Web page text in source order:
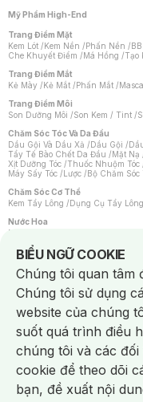
Mỹ Phẩm High-End
Trang Điểm Mặt
Kem Lót /Kem Nền /Phấn Nền /
Che Khuyết Điểm /Má Hồng /Tạo
Trang Điểm Mắt
Kẻ Mày /Kẻ Mắt /Phấn Mắt /
Trang Điểm Môi
Son Dưỡng Môi /Son Kem / Tint /
Chăm Sóc Tóc Và Da Đầu
Dầu Gội Và Dầu Xả /Dầu Gội /
Tẩy Tế Bào Chết Da Đầu /Mặt Nạ
Xịt Dưỡng Tóc /Thuốc Nhuộm Tóc
Máy Sấy Tóc /Lược /Bộ Chăm Sóc
Chăm Sóc Cơ Thể
Kem Tẩy Lông /Dụng Cụ Tẩy Lông
Nước Hoa
Nước Hoa Nữ
Chăm Sóc Cá Nhân
Chống Muỗi /Khẩu Trang /Máy
Sản Phẩm Chăm Sóc Khác /Bàn
Hỗ Trợ Trắng Răng/Kem Đánh
Tăm / Chỉ Nha Khoa/ Xịt Thơm
Khăn Ướt Vệ Sinh Vùng Kín/
Máy Cạo Râu
Vấn Đề Về Da
Da Dầu / Lỗ Chân Lông To/ Da
Da Nhạy Cảm / Kích Ứng
Da Xỉn
Quầng Thâm & Bọng Mắt /Sẹo /
Dụng Cụ / Phụ Kiện Chăm Sóc Da
Bông Tẩy Trang
Khăn Lau Mặt
BIỂU NGỮ COOKIE
Notice about cookies
Chúng tôi quan tâm
Chúng tôi sử dụng
website của chúng
suốt quá trình điều
chúng tôi và các
cookie để theo dõi
bạn, đề xuất nội